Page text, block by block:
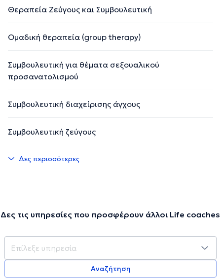
Θεραπεία Ζεύγους και Συμβουλευτική
Ομαδική θεραπεία (group therapy)
Συμβουλευτική για θέματα σεξουαλικού
προσανατολισμού
Συμβουλευτική διαχείρισης άγχους
Συμβουλευτική ζεύγους
Δες περισσότερες
Δες τις υπηρεσίες που προσφέρουν άλλοι Life coaches
Αναζήτηση